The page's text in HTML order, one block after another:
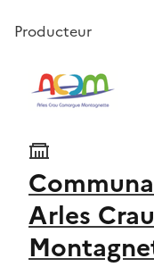
Producteur
Arles